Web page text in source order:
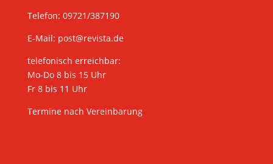
Telefon: 09721/387190
E-Mail: post@revista.de
telefonisch erreichbar:
Mo-Do 8 bis 15 Uhr
Fr 8 bis 11 Uhr
Termine nach Vereinbarung